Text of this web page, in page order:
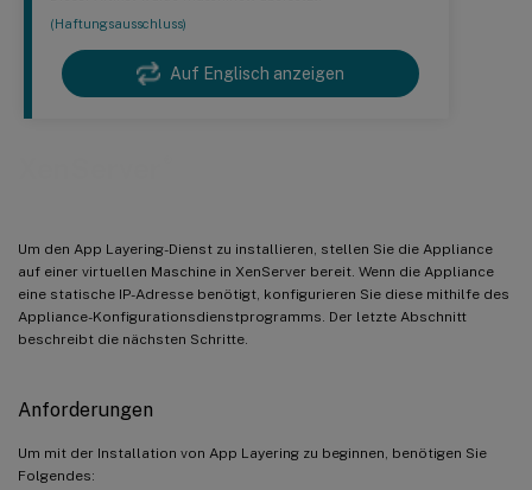
(Haftungsausschluss)
Auf Englisch anzeigen
Um den App Layering-Dienst zu installieren, stellen Sie die Appliance
auf einer virtuellen Maschine in XenServer bereit. Wenn die Appliance
eine statische IP-Adresse benötigt, konfigurieren Sie diese mithilfe des
Appliance-Konfigurationsdienstprogramms. Der letzte Abschnitt
beschreibt die nächsten Schritte.
Anforderungen
Um mit der Installation von App Layering zu beginnen, benötigen Sie
Folgendes: